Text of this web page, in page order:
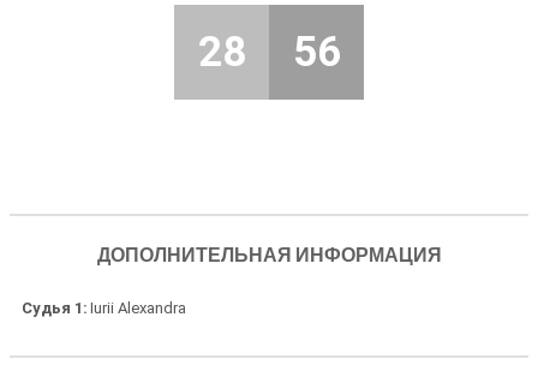
28 56
ДОПОЛНИТЕЛЬНАЯ ИНФОРМАЦИЯ
Судья 1 Iurii Alexandra